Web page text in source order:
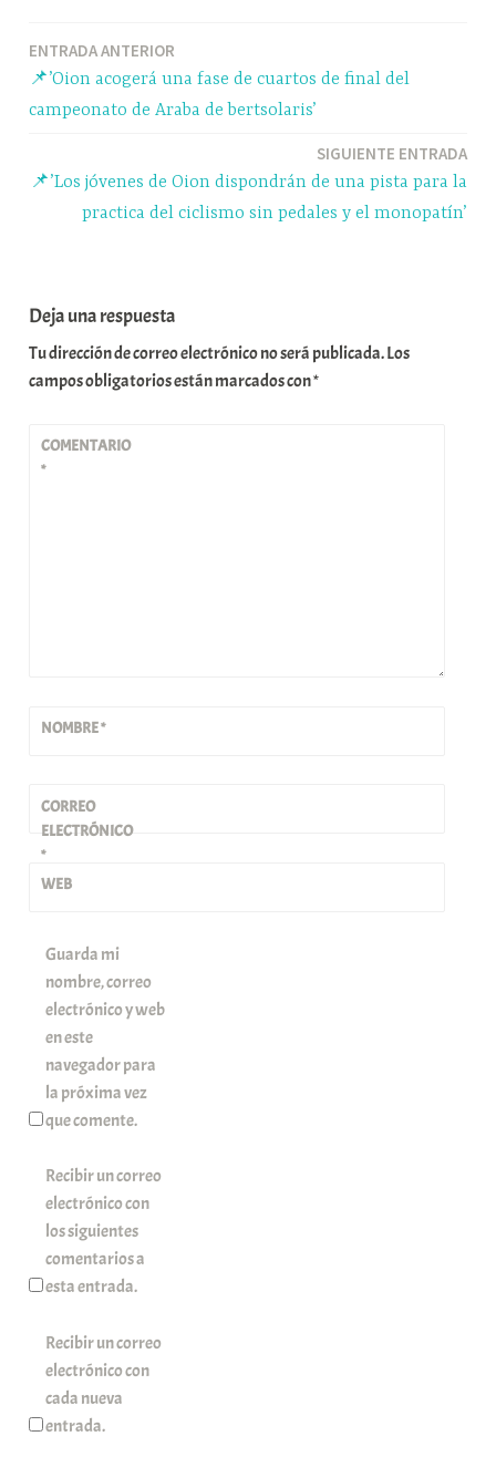
pp m rti
r
Navegación
de
ENTRADA ANTERIOR
📌’Oion acogerá una fase de cuartos de final del
campeonato de Araba de bertsolaris’
SIGUIENTE ENTRADA
📌’Los jóvenes de Oion dispondrán de una pista para la
practica del ciclismo sin pedales y el monopatín’
Deja una respuesta
Tu dirección de correo electrónico no será publicada.Los
campos obligatorios están marcados con*
COMENTARIO
*
NOMBRE*
CORREO
ELECTRÓNICO
*
WEB
Guarda mi
nombre, correo
electrónico y web
en este
navegador para
la próxima vez
que comente.
Recibir un correo
electrónico con
los siguientes
comentarios a
esta entrada.
Recibir un correo
electrónico con
cada nueva
entrada.